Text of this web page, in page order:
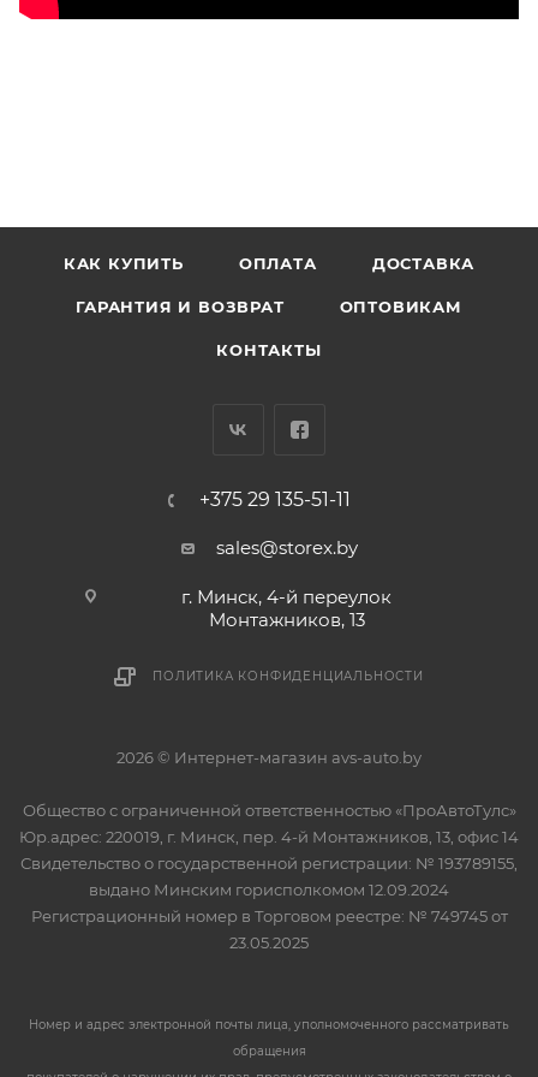
КАК КУПИТЬ ОПЛАТА ДОСТАВКА
ГАРАНТИЯ И ВОЗВРАТ ОПТОВИКАМ
КОНТАКТЫ
+375 29 135-51-11
sales@storex.by
г. Минск, 4-й переулок
Монтажников, 13
ПОЛИТИКА КОНФИДЕНЦИАЛЬНОСТИ
2026 © Интернет-магазин avs-auto.by
Общество с ограниченной ответственностью «ПроАвтоТулс»
Юр.адрес: 220019, г. Минск, пер. 4-й Монтажников, 13, офис 14
Свидетельство о государственной регистрации: № 193789155,
выдано Минским горисполкомом 12.09.2024
Регистрационный номер в Торговом реестре: № 749745 от
23.05.2025
Номер и адрес электронной почты лица, уполномоченного рассматривать
обращения